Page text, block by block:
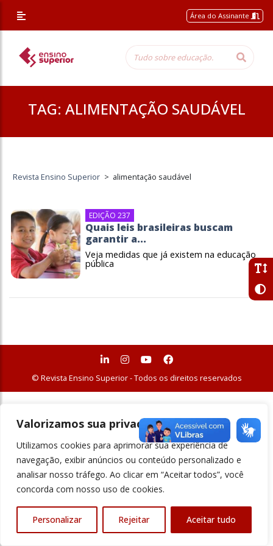
Valorizamos sua privacidade
Utilizamos cookies para aprimorar sua experiência de
navegação, exibir anúncios ou conteúdo personalizado e
analisar nosso tráfego. Ao clicar em “Aceitar todos”, você
concorda com nosso uso de cookies.
Personalizar Rejeitar Aceitar tudo
Área do Assinante
TAG: ALIMENTAÇÃO SAUDÁVEL
Revista Ensino Superior > alimentação saudável
EDIÇÃO 237
Quais leis brasileiras buscam
garantir a...
Veja medidas que já existem na educação
pública
© Revista Ensino Superior - Todos os direitos reservados